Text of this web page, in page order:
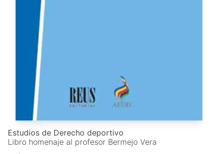
Estudios de Derecho deportivo
Libro homenaje al profesor Bermejo Vera